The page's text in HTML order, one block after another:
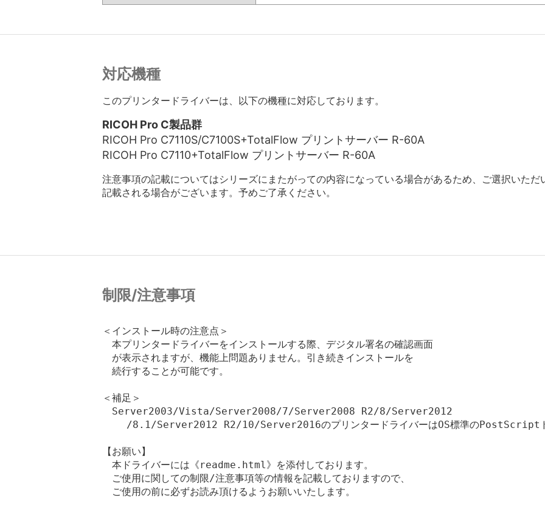
対応機種
このプリンタードライバーは、以下の機種に対応しております。
RICOH Pro C製品群
RICOH Pro C7110S/C7100S+TotalFlow プリントサーバー R-60A
RICOH Pro C7110+TotalFlow プリントサーバー R-60A
注意事項の記載についてはシリーズにまたがっての内容になっている場合があるため、ご選択いた
記載される場合がございます。予めご了承ください。
制限/注意事項
＜インストール時の注意点＞
本プリンタードライバーをインストールする際、デジタル署名の確認画面
が表示されますが、機能上問題ありません。引き続きインストールを
続行することが可能です。
＜補足＞
Server2003/Vista/Server2008/7/Server2008 R2/8/Server2012
/8.1/Server2012 R2/10/Server2016のプリンタードライバーはOS標準のPostScriptド
【お願い】
本ドライバーには《readme.html》を添付しております。
ご使用に関しての制限/注意事項等の情報を記載しておりますので、
ご使用の前に必ずお読み頂けるようお願いいたします。